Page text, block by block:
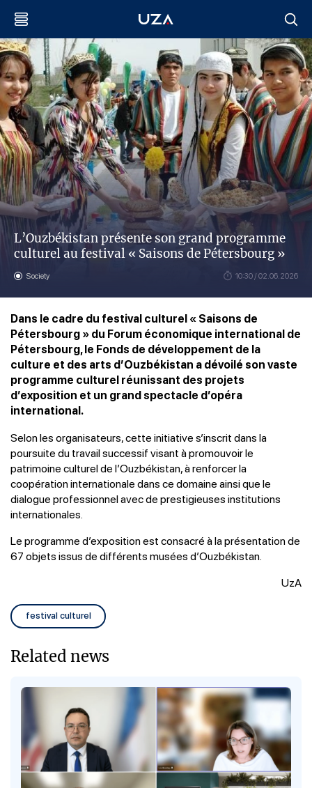
L’Ouzbékistan présente son grand programme
culturel au festival « Saisons de Pétersbourg »
Society 10:30 / 02.06.2026
Dans le cadre du festival culturel « Saisons de
Pétersbourg » du Forum économique international de
Pétersbourg, le Fonds de développement de la
culture et des arts d’Ouzbékistan a dévoilé son vaste
programme culturel réunissant des projets
d’exposition et un grand spectacle d’opéra
international.
Selon les organisateurs, cette initiative s’inscrit dans la
poursuite du travail successif visant à promouvoir le
patrimoine culturel de l’Ouzbékistan, à renforcer la
coopération internationale dans ce domaine ainsi que le
dialogue professionnel avec de prestigieuses institutions
internationales.
Le programme d’exposition est consacré à la présentation de
67 objets issus de différents musées d’Ouzbékistan.
UzA
festival culturel
Related news